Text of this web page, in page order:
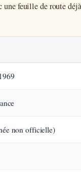
une feuille de route
non officielle)